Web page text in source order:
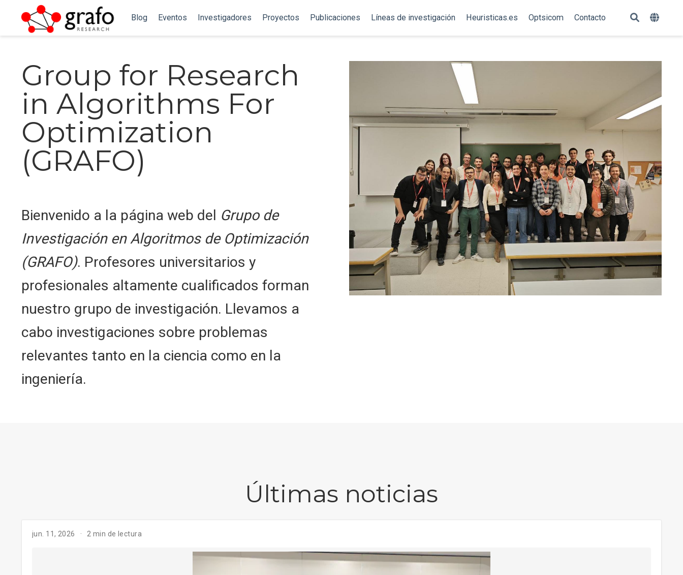
Blog Eventos Investigadores Proyectos Publicaciones Líneas de investigación Heuristicas.es Optsicom Contacto
Group for Research
in Algorithms For
Optimization
(GRAFO)
Bienvenido a la página web del Grupo de
Investigación en Algoritmos de Optimización
(GRAFO). Profesores universitarios y
profesionales altamente cualificados forman
nuestro grupo de investigación. Llevamos a
cabo investigaciones sobre problemas
relevantes tanto en la ciencia como en la
ingeniería.
Últimas noticias
jun. 11, 2026 2 min de lectura